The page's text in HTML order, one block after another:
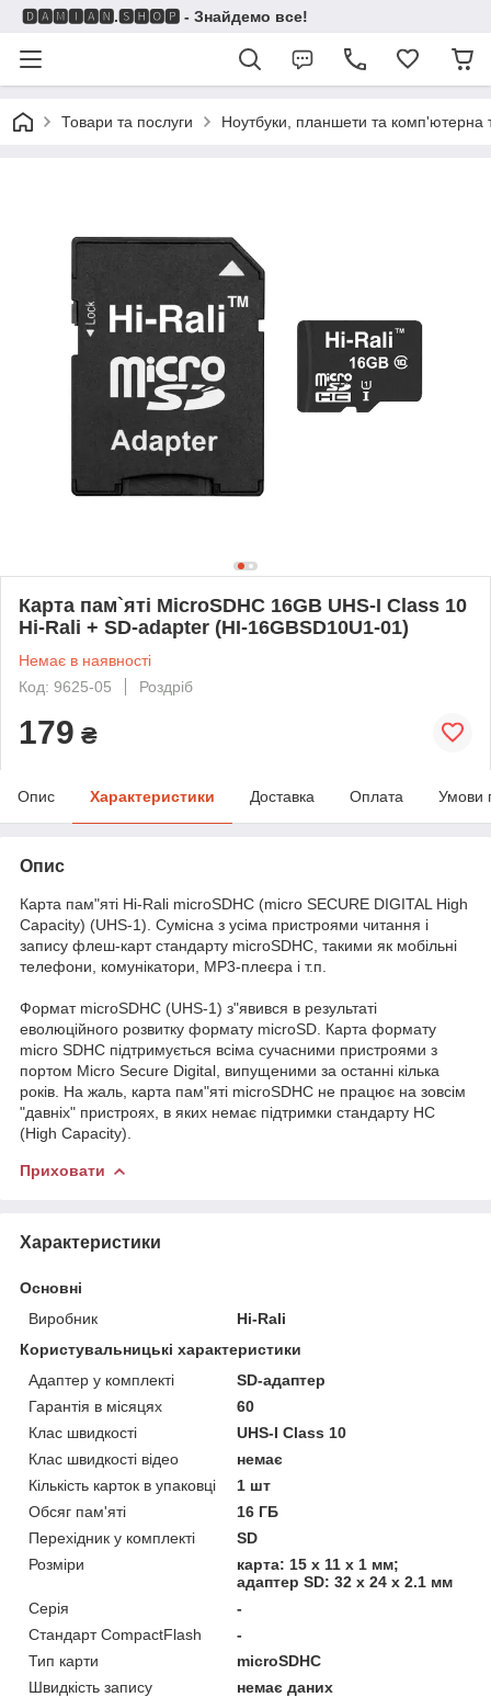
🅳🅰🅼🅸🅰🅽.🆂🅷🅾🅿 - Знайдемо все!
Товари та послуги Ноутбуки, планшети та комп'ютерна
Карта пам`ятi MicroSDHC 16GB UHS-I Class 10
Hi-Rali + SD-adapter (HI-16GBSD10U1-01)
Немає в наявності
Код: 9625-05
Роздріб
179 ₴
Опис Характеристики Доставка Оплата Умови
Опис
Карта пам"яті Hi-Rali microSDHC (micro SECURE DIGITAL High
Capacity) (UHS-1). Сумісна з усіма пристроями читання і
запису флеш-карт стандарту microSDHC, такими як мобільні
телефони, комунікатори, MP3-плеєра і т.п.
Формат microSDHC (UHS-1) з"явився в результаті
еволюційного розвитку формату microSD. Карта формату
micro SDHC підтримується всіма сучасними пристроями з
портом Micro Secure Digital, випущеними за останні кілька
років. На жаль, карта пам"яті microSDHC не працює на зовсім
"давніх" пристроях, в яких немає підтримки стандарту HC
(High Capacity).
Приховати
Характеристики
Основні
Виробник
Hi-Rali
Користувальницькі характеристики
Адаптер у комплекті
SD-адаптер
Гарантія в місяцях
60
Клас швидкості
UHS-I Class 10
Клас швидкості відео
немає
Кількість карток в упаковці
1 шт
Обсяг пам'яті
16 ГБ
Перехідник у комплекті
SD
Розміри
карта: 15 х 11 х 1 мм;
адаптер SD: 32 x 24 x 2.1 мм
Серія
-
Стандарт CompactFlash
-
Тип карти
microSDHC
Швидкість запису
немає даних